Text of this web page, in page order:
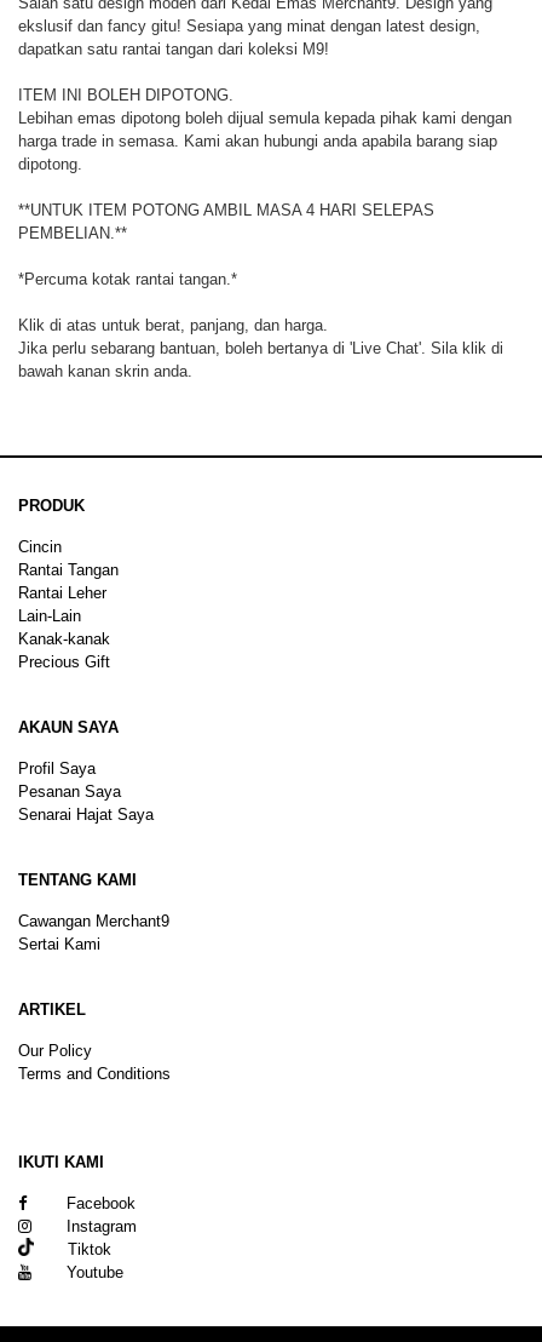
ekslusif dan fancy gitu! Sesiapa yang minat dengan latest design,
dapatkan satu rantai tangan dari koleksi M9!
ITEM INI BOLEH DIPOTONG.
Lebihan emas dipotong boleh dijual semula kepada pihak kami dengan
harga trade in semasa. Kami akan hubungi anda apabila barang siap
dipotong.
**UNTUK ITEM POTONG AMBIL MASA 4 HARI SELEPAS
PEMBELIAN.**
*Percuma kotak rantai tangan.*
Klik di atas untuk berat, panjang, dan harga.
Jika perlu sebarang bantuan, boleh bertanya di 'Live Chat'. Sila klik di
bawah kanan skrin anda.
PRODUK
Cincin
Rantai Tangan
Rantai Leher
Lain-Lain
Kanak-kanak
Precious Gift
AKAUN SAYA
Profil Saya
Pesanan Saya
Senarai Hajat Saya
TENTANG KAMI
Cawangan Merchant9
Sertai Kami
ARTIKEL
Our Policy
Terms and Conditions
IKUTI KAMI
Facebook
Instagram
Tiktok
Youtube